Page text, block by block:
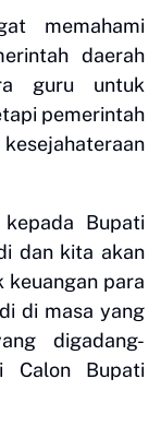
memahami
daerah
guru untuk
pemerintah
Bupati
dan kita akan
keuangan para
di masa yang
digadang-
Calon Bupati